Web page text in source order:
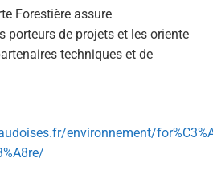
Forestière assure
porteurs de projets et les oriente
techniques et de
environnement/